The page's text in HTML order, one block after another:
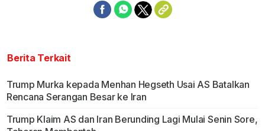
Berita Terkait
Trump Murka kepada Menhan Hegseth Usai AS Batalkan
Rencana Serangan Besar ke Iran
Trump Klaim AS dan Iran Berunding Lagi Mulai Senin Sore,